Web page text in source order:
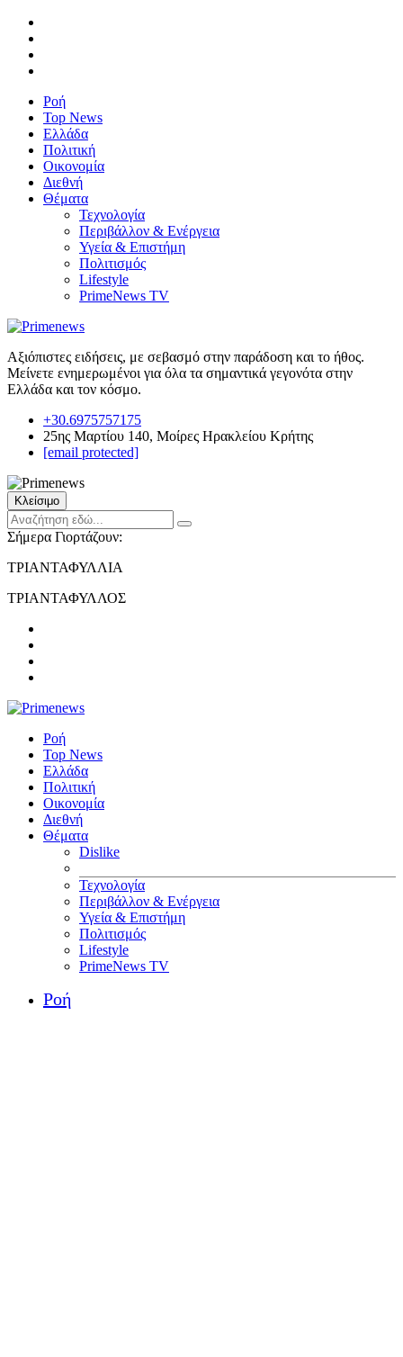
Ροή
Top News
Ελλάδα
Πολιτική
Οικονομία
Διεθνή
Θέματα
Τεχνολογία
Περιβάλλον & Ενέργεια
Υγεία & Επιστήμη
Πολιτισμός
Lifestyle
PrimeNews TV
Αξιόπιστες ειδήσεις, με σεβασμό στην παράδοση και το ήθος.
Μείνετε ενημερωμένοι για όλα τα σημαντικά γεγονότα στην
Ελλάδα και τον κόσμο.
+30.6975757175
25ης Μαρτίου 140, Μοίρες Ηρακλείου Κρήτης
[email protected]
Κλείσιμο
Σήμερα Γιορτάζουν:
ΤΡΙΑΝΤΑΦΥΛΛΙΑ
ΤΡΙΑΝΤΑΦΥΛΛΟΣ
Ροή
Top News
Ελλάδα
Πολιτική
Οικονομία
Διεθνή
Θέματα
Dislike
Τεχνολογία
Περιβάλλον & Ενέργεια
Υγεία & Επιστήμη
Πολιτισμός
Lifestyle
PrimeNews TV
Ροή